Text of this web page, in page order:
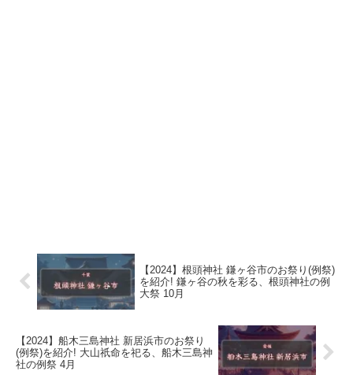
【2024】根頭神社 鎌ヶ谷市のお祭り(例祭)
を紹介! 鎌ヶ谷の秋を彩る、根頭神社の例
大祭 10月
【2024】船木三島神社 新居浜市のお祭り
(例祭)を紹介! 大山祇命を祀る、船木三島神
社の例祭 4月